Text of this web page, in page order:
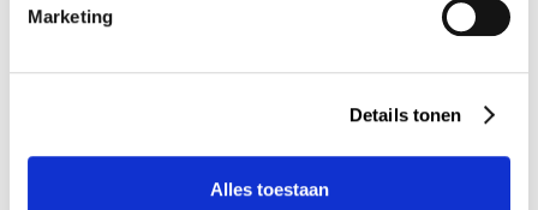
Marketing
Details tonen
Alles toestaan